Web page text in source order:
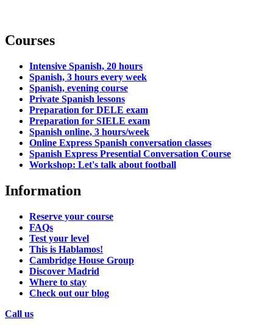
Courses
Intensive Spanish, 20 hours
Spanish, 3 hours every week
Spanish, evening course
Private Spanish lessons
Preparation for DELE exam
Preparation for SIELE exam
Spanish online, 3 hours/week
Online Express Spanish conversation classes
Spanish Express Presential Conversation Course
Workshop: Let's talk about football
Information
Reserve your course
FAQs
Test your level
This is Hablamos!
Cambridge House Group
Discover Madrid
Where to stay
Check out our blog
Call us